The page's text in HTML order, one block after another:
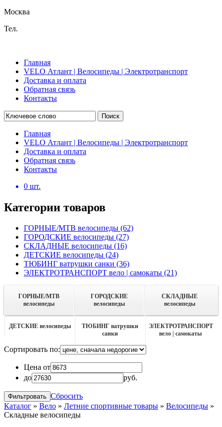
Москва
Тел.
Главная
VELO Атлант | Велосипеды | Электротранспорт
Доставка и оплата
Обратная связь
Контакты
Поиск
Главная
VELO Атлант | Велосипеды | Электротранспорт
Доставка и оплата
Обратная связь
Контакты
0 шт.
Категории товаров
ГОРНЫЕ/MTB велосипеды (62)
ГОРОДСКИЕ велосипеды (27)
СКЛАДНЫЕ велосипеды (16)
ДЕТСКИЕ велосипеды (24)
ТЮБИНГ ватрушки санки (36)
ЭЛЕКТРОТРАНСПОРТ вело | самокаты (21)
ГОРНЫЕ/MTB
велосипеды
ГОРОДСКИЕ
велосипеды
СКЛАДНЫЕ
велосипеды
ДЕТСКИЕ велосипеды
ТЮБИНГ ватрушки
санки
ЭЛЕКТРОТРАНСПОРТ
вело | самокаты
Сортировать по:
Цена от
до
руб.
Сбросить
Каталог » Вело » Летние спортивные товары » Велосипеды »
Складные велосипеды